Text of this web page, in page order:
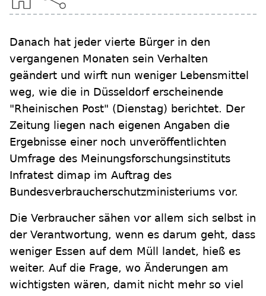
Danach hat jeder vierte Bürger in den
vergangenen Monaten sein Verhalten
geändert und wirft nun weniger Lebensmittel
weg, wie die in Düsseldorf erscheinende
"Rheinischen Post" (Dienstag) berichtet. Der
Zeitung liegen nach eigenen Angaben die
Ergebnisse einer noch unveröffentlichten
Umfrage des Meinungsforschungsinstituts
Infratest dimap im Auftrag des
Bundesverbraucherschutzministeriums vor.
Die Verbraucher sähen vor allem sich selbst in
der Verantwortung, wenn es darum geht, dass
weniger Essen auf dem Müll landet, hieß es
weiter. Auf die Frage, wo Änderungen am
wichtigsten wären, damit nicht mehr so viel